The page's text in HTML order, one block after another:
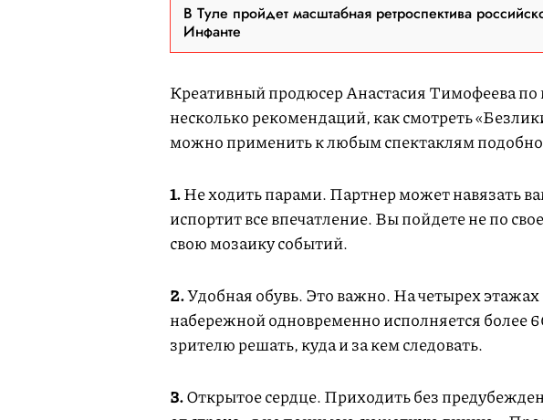
В Туле пройдет масштабная ретроспектива
Инфанте
Креативный продюсер Анастасия Тимофеева
несколько рекомендаций, как смотреть
можно применить к любым спектаклям
1.Не ходить парами. Партнер может навязать
испортит все впечатление. Вы пойдете не по
свою мозаику событий.
2.Удобная обувь. Это важно. На четырех
набережной одновременно исполняется более
зрителю решать, куда и за кем следовать.
3.Открытое сердце. Приходить без